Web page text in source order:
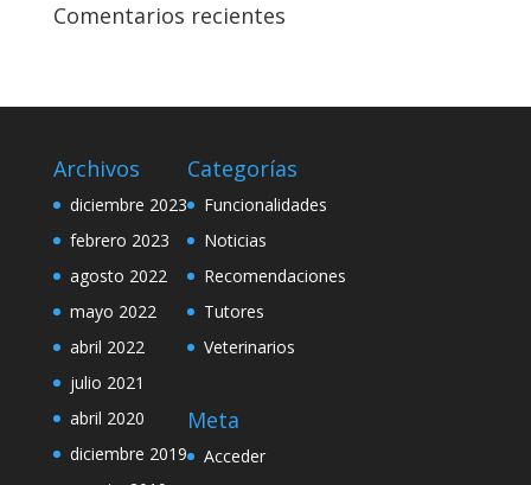
Comentarios recientes
Archivos
diciembre 2023
febrero 2023
agosto 2022
mayo 2022
abril 2022
julio 2021
abril 2020
diciembre 2019
Categorías
Funcionalidades
Noticias
Recomendaciones
Tutores
Veterinarios
Meta
Acceder